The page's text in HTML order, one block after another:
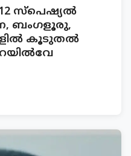
സ്പെഷ്യൽ
ബംഗളൂരു,
കൂടുതൽ